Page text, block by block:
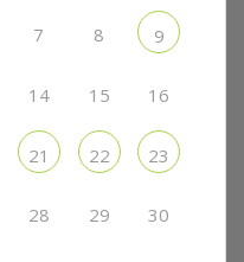
7 8 9
14 15 16
21 22 23
28 29 30